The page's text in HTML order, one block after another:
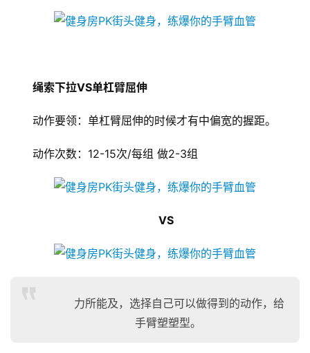
绳索下拉VS单杠臂屈伸
动作要领：单杠臂屈伸的时候才有中偏宽的握距。
动作次数：12-15次/每组 做2-3组
VS
力所能及，选择自己可以做得到的动作，给
手臂塑塑型。